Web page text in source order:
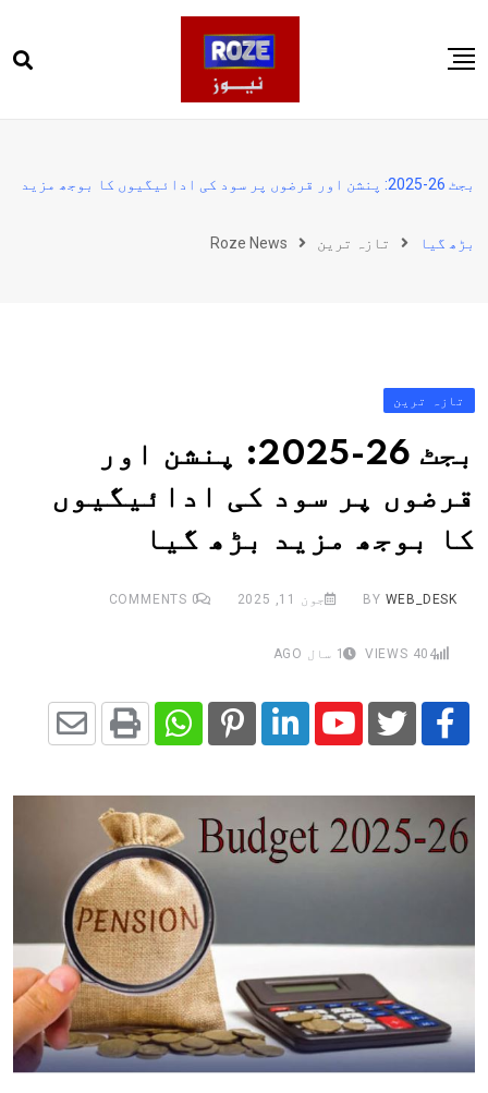
to
پاکستان
کھیل
بجٹ 26-2025: پنشن اور قرضوں پر سود کی ادائیگیوں کا بوجھ مزید
بڑھ گیا تازہ ترین Roze News
تازہ ترین
بجٹ 26-2025: پنشن اور
قرضوں پر سود کی ادائیگیوں
کا بوجھ مزید بڑھ گیا
BY WEB_DESK جون 11, 2025 0
404 1 سال AGO
Youtube
LinkedIn
Pinterest
Whatsapp
Print
via